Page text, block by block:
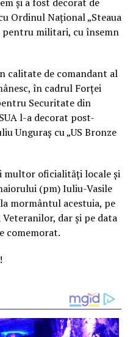
Ordinul Naţional „Steaua
pentru militari, cu însemn
calitate de comandant al
în cadrul Forţei
Securitate din
l-a decorat post-
Unguraş cu „US Bronze
multor oficialități locale și
(pm) Iuliu-Vasile
mormântul acestuia, pe
dar și pe data
comemorat.